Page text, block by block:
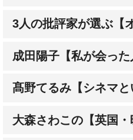
3人の批評家が選ぶ【
成田陽子【私が会った
髙野てるみ【シネマと
大森さわこの【英国・